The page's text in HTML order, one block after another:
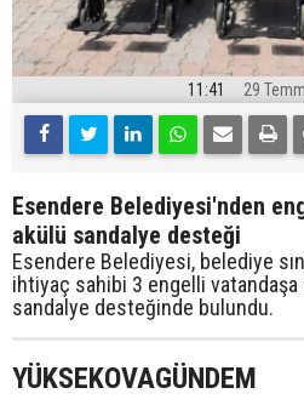
11:41 29
Esendere Belediyesi'nden
akülü sandalye desteği
Esendere Belediyesi, belediye
ihtiyaç sahibi 3 engelli
sandalye desteğinde bulundu.
YÜKSEKOVAGÜNDEM